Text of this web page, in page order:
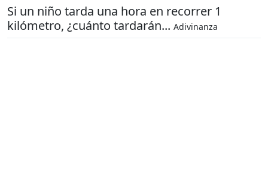
Si un niño tarda una hora en recorrer 1
kilómetro, ¿cuánto tardarán... Adivinanza